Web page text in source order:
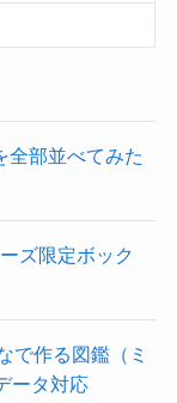
全部並べてみた
ズ限定ボック
で作る図鑑（ミ
ータ対応